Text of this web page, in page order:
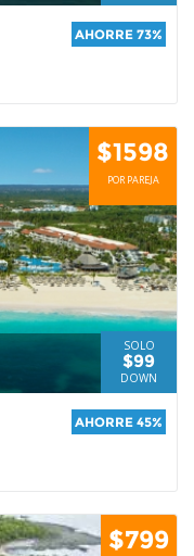
AHORRE 73%
$1598
POR PAREJA
SOLO
$99
DOWN
AHORRE 45%
$799